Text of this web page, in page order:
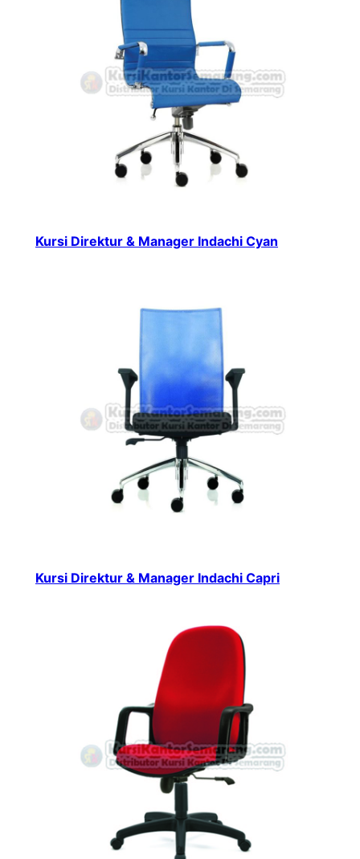
Kursi Direktur & Manager Indachi Cyan
Kursi Direktur & Manager Indachi Capri